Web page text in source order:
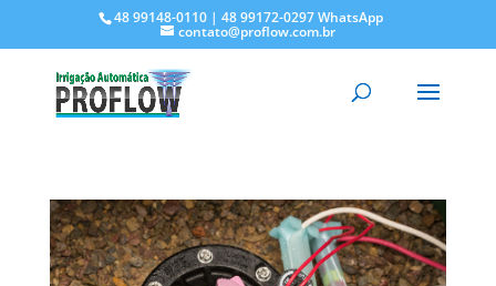
48 99148-0110 | 48 99172-0297 WhatsApp
contato@proflow.com.br